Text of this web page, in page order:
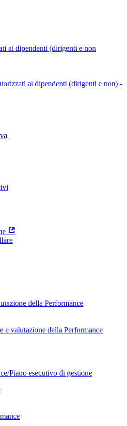
ai dipendenti (dirigenti e non
ai dipendenti (dirigenti e non) -
della Performance
e valutazione della Performance
Piano esecutivo di gestione